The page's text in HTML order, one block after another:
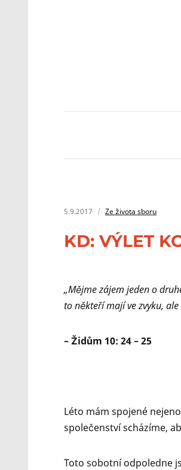
5.9.2017 Ze života sboru
KD: VÝLET
„Mějme zájem jeden o
to někteří mají ve zvyku,
– Židům 10: 24 – 25
Léto mám spojené
společenství scházíme,
Toto sobotní odpoledne